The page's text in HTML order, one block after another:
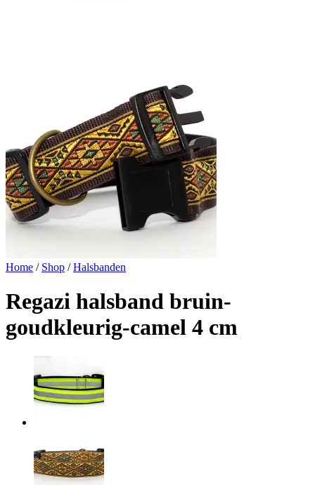
Home / Shop / Halsbanden
Regazi halsband bruin-
goudkleurig-camel 4 cm